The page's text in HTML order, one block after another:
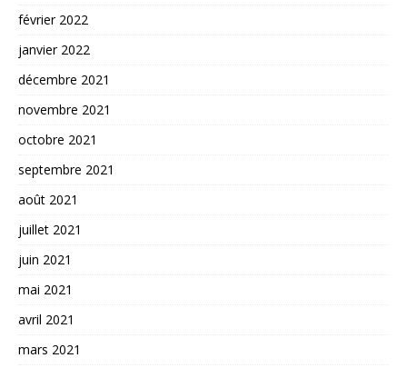
février 2022
janvier 2022
décembre 2021
novembre 2021
octobre 2021
septembre 2021
août 2021
juillet 2021
juin 2021
mai 2021
avril 2021
mars 2021